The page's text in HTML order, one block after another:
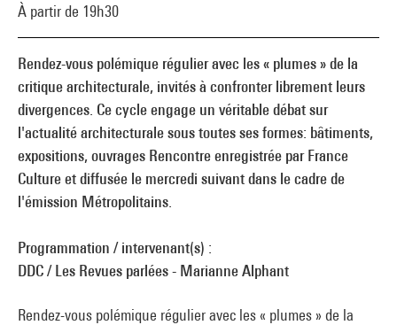
Rendez-vous polémique régulier avec les « plumes » de la
critique architecturale, invités à confronter librement leurs
divergences. Ce cycle engage un véritable débat sur
l'actualité architecturale sous toutes ses formes: bâtiments,
expositions, ouvrages Rencontre enregistrée par France
Culture et diffusée le mercredi suivant dans le cadre de
l'émission Métropolitains.
Programmation / intervenant(s) :
DDC / Les Revues parlées - Marianne Alphant
Rendez-vous polémique régulier avec les « plumes » de la
À partir de 19h30